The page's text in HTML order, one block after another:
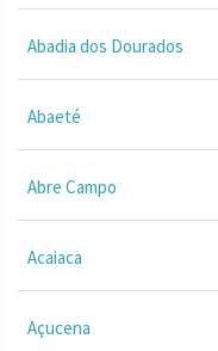
Abadia dos Dourados
Abaeté
Abre Campo
Acaiaca
Açucena